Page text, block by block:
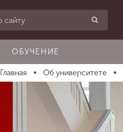
ОБУЧЕНИЕ
Главная Об университете